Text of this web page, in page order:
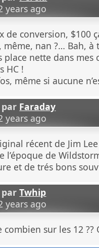
years ago
de conversion, $100
même, nan ?… Bah, à
nette dans mes
HC !
même si aucune
Faraday
years ago
récent de Jim
l’époque de
et de trés bons
parTwhip
years ago
combien sur les 12 ??